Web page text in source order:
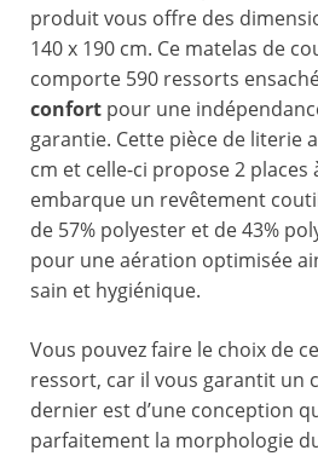
produit vous offre des
140 x 190 cm. Ce matelas de
comporte 590 ressorts
confort pour une
garantie. Cette pièce de literie
cm et celle-ci propose 2 places
embarque un revêtement
de 57% polyester et de 43%
pour une aération optimisée
sain et hygiénique.
Vous pouvez faire le choix de
ressort, car il vous garantit un
dernier est d’une conception
parfaitement la morphologie